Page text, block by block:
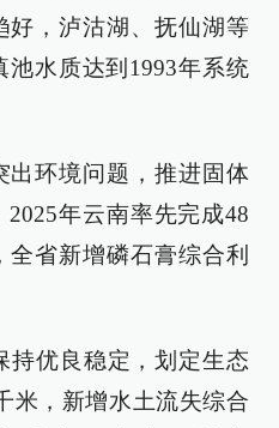
好，泸沽湖、抚仙湖等
水质达到1993年系统
出环境问题，推进固体
年云南率先完成48
省新增磷石膏综合利
持优良稳定，划定生态
米，新增水土流失综合